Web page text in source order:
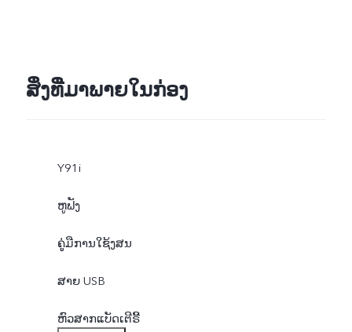
ສິ່ງທີ່ມາພາຍໃນກ່ອງ
Y91i
ຫູຟັງ
ຄູູ່ມືການໃຊ້ງສນ
ສາຍ USB
ຫົວສາກແບັດເຕີຣີ້